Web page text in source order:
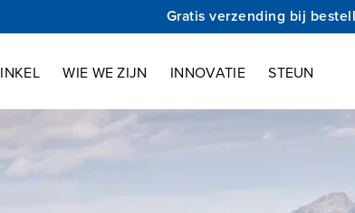
Gratis verzending bij
WIE WE ZIJN INNOVATIE STEUN